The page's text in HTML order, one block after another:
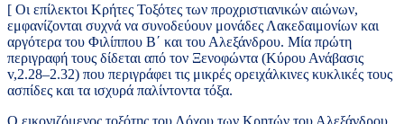
[ Οι επίλεκτοι Κρήτες Τοξότες των προχριστιανικών αιώνων,
εμφανίζονται συχνά να συνοδεύουν μονάδες Λακεδαιμονίων και
αργότερα του Φιλίππου Β΄ και του Αλεξάνδρου. Μία πρώτη
περιγραφή τους δίδεται από τον Ξενοφώντα (Κύρου Ανάβασις
v,2.28–2.32) που περιγράφει τις μικρές ορειχάλκινες κυκλικές τους
ασπίδες και τα ισχυρά παλίντοντα τόξα.
Ο εικονιζόμενος τοξότης του Λόχου των Κρητών του Αλεξάνδρου